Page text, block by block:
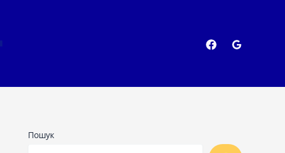
Пошук